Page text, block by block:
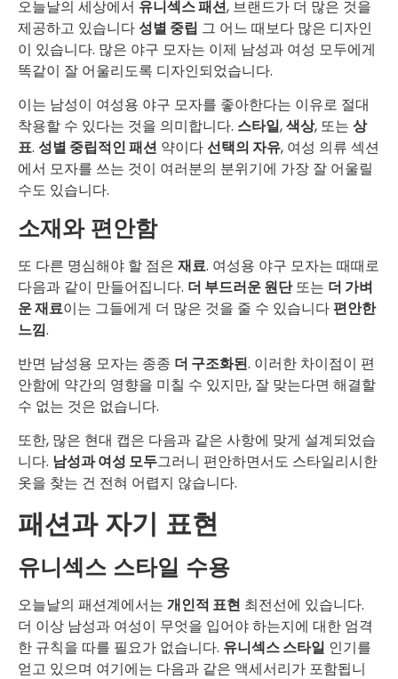
오늘날의 세상에서 유니섹스 패션, 브랜드가 더 많은 것을
제공하고 있습니다 성별 중립 그 어느 때보다 많은 디자인
이 있습니다. 많은 야구 모자는 이제 남성과 여성 모두에게
똑같이 잘 어울리도록 디자인되었습니다.
이는 남성이 여성용 야구 모자를 좋아한다는 이유로 절대
착용할 수 있다는 것을 의미합니다. 스타일,색상, 또는 상
표. 성별 중립적인 패션 약이다선택의 자유, 여성 의류 섹션
에서 모자를 쓰는 것이 여러분의 분위기에 가장 잘 어울릴
수도 있습니다.
소재와 편안함
또 다른 명심해야 할 점은 재료. 여성용 야구 모자는 때때로
다음과 같이 만들어집니다. 더 부드러운 원단또는 더 가벼
운 재료이는 그들에게 더 많은 것을 줄 수 있습니다 편안한
느낌.
반면 남성용 모자는 종종 더 구조화된. 이러한 차이점이 편
안함에 약간의 영향을 미칠 수 있지만, 잘 맞는다면 해결할
수 없는 것은 없습니다.
또한, 많은 현대 캡은 다음과 같은 사항에 맞게 설계되었습
니다. 남성과 여성 모두그러니 편안하면서도 스타일리시한
옷을 찾는 건 전혀 어렵지 않습니다.
패션과 자기 표현
유니섹스 스타일 수용
오늘날의 패션계에서는 개인적 표현 최전선에 있습니다.
더 이상 남성과 여성이 무엇을 입어야 하는지에 대한 엄격
한 규칙을 따를 필요가 없습니다. 유니섹스 스타일 인기를
얻고 있으며 여기에는 다음과 같은 액세서리가 포함됩니